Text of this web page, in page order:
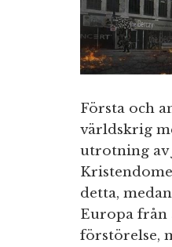
Första och
världskrig
utrotning av
detta,
Europa från
förstörelse,